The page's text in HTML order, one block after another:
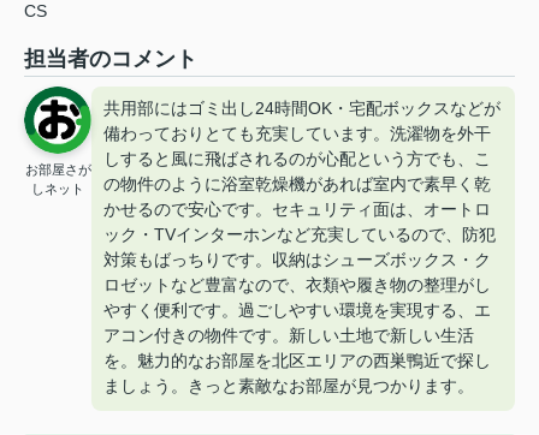
CS
担当者のコメント
お部屋さが
しネット
共用部にはゴミ出し24時間OK・宅配ボックスなどが
備わっておりとても充実しています。洗濯物を外干
しすると風に飛ばされるのが心配という方でも、こ
の物件のように浴室乾燥機があれば室内で素早く乾
かせるので安心です。セキュリティ面は、オートロ
ック・TVインターホンなど充実しているので、防犯
対策もばっちりです。収納はシューズボックス・ク
ロゼットなど豊富なので、衣類や履き物の整理がし
やすく便利です。過ごしやすい環境を実現する、エ
アコン付きの物件です。新しい土地で新しい生活
を。魅力的なお部屋を北区エリアの西巣鴨近で探し
ましょう。きっと素敵なお部屋が見つかります。